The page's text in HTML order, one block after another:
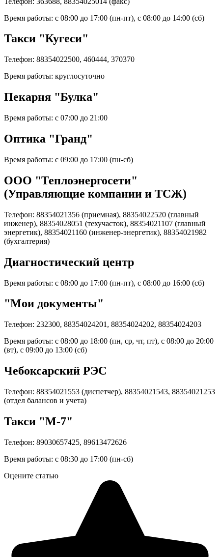
Время работы: с 08:00 до 17:00 (пн-пт), с 08:00 до 14:00 (сб)
Такси "Кугеси"
Телефон: 88354022500, 460444, 370370
Время работы: круглосуточно
Пекарня "Булка"
Время работы: с 07:00 до 21:00
Оптика "Гранд"
Время работы: с 09:00 до 17:00 (пн-сб)
ООО "Теплоэнергосети"
(Управляющие компании и ТСЖ)
Телефон: 88354021356 (приемная), 88354022520 (главный
инженер), 88354028051 (техучасток), 88354021107 (главный
энергетик), 88354021160 (инженер-энергетик), 88354021982
(бухгалтерия)
Диагностический центр
Время работы: с 08:00 до 17:00 (пн-пт), с 08:00 до 16:00 (сб)
"Мои документы"
Телефон: 232300, 88354024201, 88354024202, 88354024203
Время работы: с 08:00 до 18:00 (пн, ср, чт, пт), с 08:00 до 20:00
(вт), с 09:00 до 13:00 (сб)
Чебоксарский РЭС
Телефон: 88354021553 (диспетчер), 88354021543, 88354021253
(отдел балансов и учета)
Такси "М-7"
Телефон: 89030657425, 89613472626
Время работы: с 08:30 до 17:00 (пн-сб)
Оцените статью